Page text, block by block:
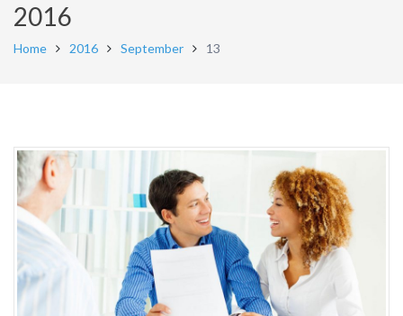
2016
Home 2016 September 13